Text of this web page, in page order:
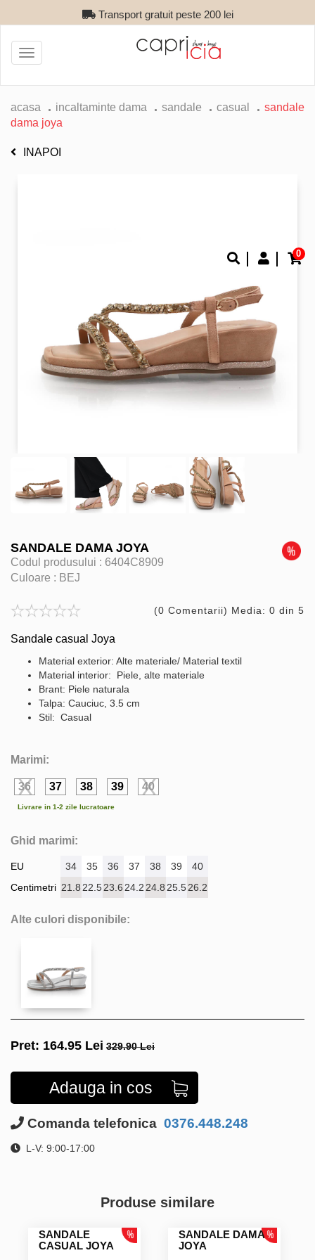
Transport gratuit peste 200 lei
0
Toggle
navigation
acasa incaltaminte dama sandale casual
sandale
dama joya
INAPOI
SANDALE DAMA JOYA
Codul produsului : 6404C8909
Culoare : BEJ
(0 Comentarii) Media: 0 din 5
Sandale casual Joya
Material exterior: Alte materiale/ Material textil
Material interior: Piele, alte materiale
Brant: Piele naturala
Talpa: Cauciuc, 3.5 cm
Stil: Casual
Marimi:
36 37 38 39 40
Livrare in 1-2 zile lucratoare
Ghid marimi:
EU
Centimetri
34 35 36 37 38 39
40
21.8 22.523.6 24.2 24.8 25.526.2
Alte culori disponibile:
Pret: 164.95 Lei 329.90 Lei
Adauga in cos
Comanda telefonica 0376.448.248
L-V: 9:00-17:00
Produse similare
SANDALE
CASUAL JOYA
SANDALE DAMA
JOYA